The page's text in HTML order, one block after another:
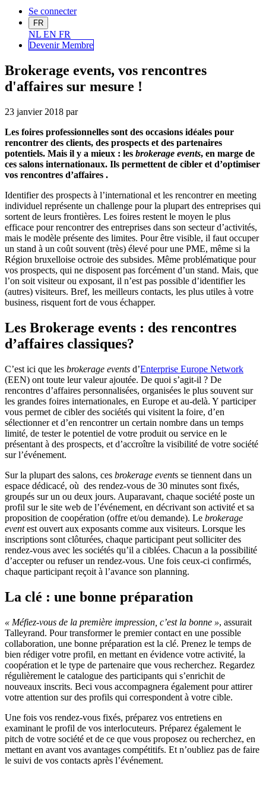
Se connecter
FR
NL EN FR
Devenir Membre
Brokerage events, vos rencontres
d'affaires sur mesure !
23 janvier 2018 par
Les foires professionnelles sont des occasions idéales pour
rencontrer des clients, des prospects et des partenaires
potentiels. Mais il y a mieux : les brokerage events, en marge de
ces salons internationaux. Ils permettent de cibler et d’optimiser
vos rencontres d’affaires .
Identifier des prospects à l’international et les rencontrer en meeting
individuel représente un challenge pour la plupart des entreprises qui
sortent de leurs frontières. Les foires restent le moyen le plus
efficace pour rencontrer des entreprises dans son secteur d’activités,
mais le modèle présente des limites. Pour être visible, il faut occuper
un stand à un coût souvent (très) élevé pour une PME, même si la
Région bruxelloise octroie des subsides. Même problématique pour
vos prospects, qui ne disposent pas forcément d’un stand. Mais, que
l’on soit visiteur ou exposant, il n’est pas possible d’identifier les
(autres) visiteurs. Bref, les meilleurs contacts, les plus utiles à votre
business, risquent fort de vous échapper.
Les Brokerage events : des rencontres
d’affaires classiques?
C’est ici que les brokerage events d’Enterprise Europe Network
(EEN) ont toute leur valeur ajoutée. De quoi s’agit-il ? De
rencontres d’affaires personnalisées, organisées le plus souvent sur
les grandes foires internationales, en Europe et au-delà. Y participer
vous permet de cibler des sociétés qui visitent la foire, d’en
sélectionner et d’en rencontrer un certain nombre dans un temps
limité, de tester le potentiel de votre produit ou service en le
présentant à des prospects, et d’accroître la visibilité de votre société
sur l’événement.
Sur la plupart des salons, ces brokerage events se tiennent dans un
espace dédicacé, où des rendez-vous de 30 minutes sont fixés,
groupés sur un ou deux jours. Auparavant, chaque société poste un
profil sur le site web de l’événement, en décrivant son activité et sa
proposition de coopération (offre et/ou demande). Le brokerage
eventest ouvert aux exposants comme aux visiteurs. Lorsque les
inscriptions sont clôturées, chaque participant peut solliciter des
rendez-vous avec les sociétés qu’il a ciblées. Chacun a la possibilité
d’accepter ou refuser un rendez-vous. Une fois ceux-ci confirmés,
chaque participant reçoit à l’avance son planning.
La clé : une bonne préparation
« Méfiez-vous de la première impression, c’est la bonne », assurait
Talleyrand. Pour transformer le premier contact en une possible
collaboration, une bonne préparation est la clé. Prenez le temps de
bien rédiger votre profil, en mettant en évidence votre activité, la
coopération et le type de partenaire que vous recherchez. Regardez
régulièrement le catalogue des participants qui s’enrichit de
nouveaux inscrits. Beci vous accompagnera également pour attirer
votre attention sur des profils qui correspondent à votre cible.
Une fois vos rendez-vous fixés, préparez vos entretiens en
examinant le profil de vos interlocuteurs. Préparez également le
pitch de votre société et de ce que vous proposez ou recherchez, en
mettant en avant vos avantages compétitifs. Et n’oubliez pas de faire
le suivi de vos contacts après l’événement.